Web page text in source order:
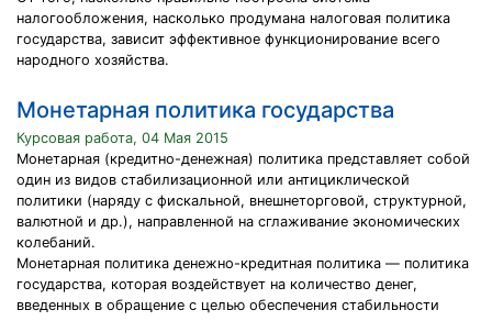
налогообложения, насколько продумана налоговая политика
государства, зависит эффективное функционирование всего
народного хозяйства.
Монетарная политика государства
Курсовая работа, 04 Мая 2015
Монетарная (кредитно-денежная) политика представляет собой
один из видов стабилизационной или антициклической
политики (наряду с фискальной, внешнеторговой, структурной,
валютной и др.), направленной на сглаживание экономических
колебаний.
Монетарная политика денежно-кредитная политика — политика
государства, которая воздействует на количество денег,
введенных в обращение с целью обеспечения стабильности